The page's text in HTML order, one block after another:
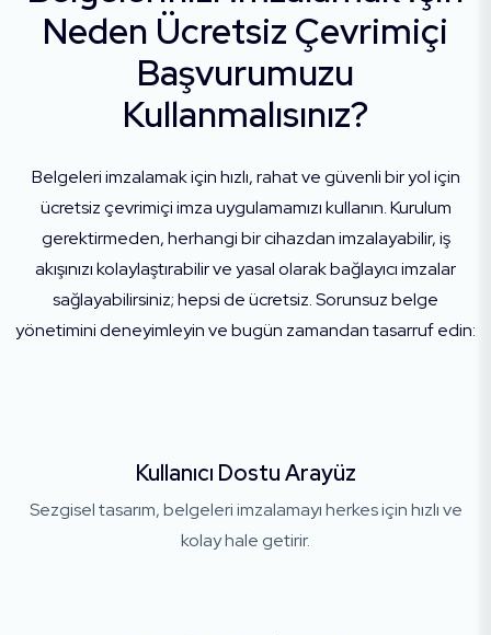
Neden Ücretsiz Çevrimiçi
Başvurumuzu
Kullanmalısınız?
Belgeleri imzalamak için hızlı, rahat ve güvenli bir yol için
ücretsiz çevrimiçi imza uygulamamızı kullanın. Kurulum
gerektirmeden, herhangi bir cihazdan imzalayabilir, iş
akışınızı kolaylaştırabilir ve yasal olarak bağlayıcı imzalar
sağlayabilirsiniz; hepsi de ücretsiz. Sorunsuz belge
yönetimini deneyimleyin ve bugün zamandan tasarruf edin:
Kullanıcı Dostu Arayüz
Sezgisel tasarım, belgeleri imzalamayı herkes için hızlı ve
kolay hale getirir.